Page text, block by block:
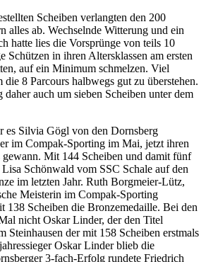
Scheiben verlangten den 200
alles ab. Wechselnde Witterung und ein
hatte lies die Vorsprünge von teils 10
Schützen in ihren Altersklassen am ersten
auf ein Minimum schmelzen. Viel
8 Parcours halbwegs gut zu überstehen.
daher auch um sieben Scheiben unter dem
es Silvia Gögl von den Dornsberg
im Compak-Sporting im Mai, jetzt ihren
gewann. Mit 144 Scheiben und damit fünf
Schönwald vom SSC Schale auf den
im letzten Jahr. Ruth Borgmeier-Lütz,
Meisterin im Compak-Sporting
138 Scheiben die Bronzemedaille. Bei den
nicht Oskar Linder, der den Titel
Steinhausen der mit 158 Scheiben erstmals
Oskar Linder blieb die
3-fach-Erfolg rundete Friedrich